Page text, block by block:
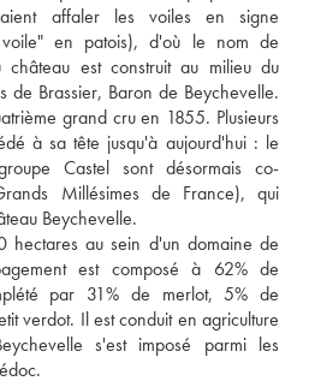
affaler les voiles en signe
en patois), d'où le nom de
château est construit au milieu du
de Brassier, Baron de Beychevelle.
grand cru en 1855. Plusieurs
à sa tête jusqu'à aujourd'hui : le
Castel sont désormais co-
Millésimes de France), qui
Beychevelle.
hectares au sein d'un domaine de
est composé à 62% de
par 31% de merlot, 5% de
verdot. Il est conduit en agriculture
s'est imposé parmi les